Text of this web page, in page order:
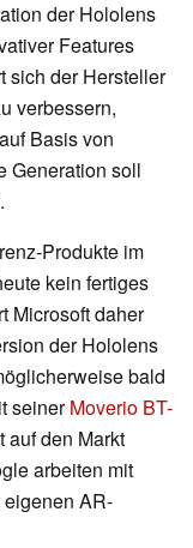
der Hololens
Features
sich der Hersteller
verbessern,
Basis von
Generation soll
Produkte im
kein fertiges
Microsoft daher
der Hololens
bald
seinerMoverio BT-
auf den Markt
arbeiten mit
AR-